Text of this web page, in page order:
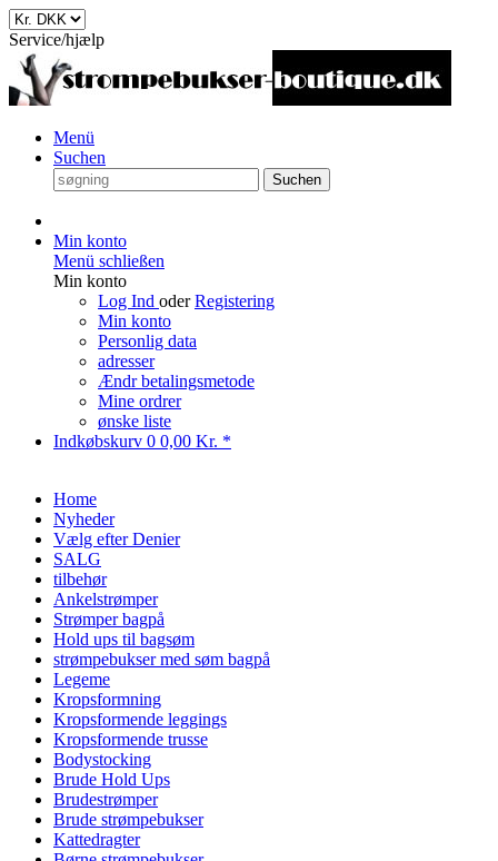
Service/hjælp
Menü
Suchen
Suchen
Min konto
Menü schließen
Min konto
Log Ind oderRegistering
Min konto
Personlig data
adresser
Ændr betalingsmetode
Mine ordrer
ønske liste
Indkøbskurv 0 0,00 Kr. *
Home
Nyheder
Vælg efter Denier
SALG
tilbehør
Ankelstrømper
Strømper bagpå
Hold ups til bagsøm
strømpebukser med søm bagpå
Legeme
Kropsformning
Kropsformende leggings
Kropsformende trusse
Bodystocking
Brude Hold Ups
Brudestrømper
Brude strømpebukser
Kattedragter